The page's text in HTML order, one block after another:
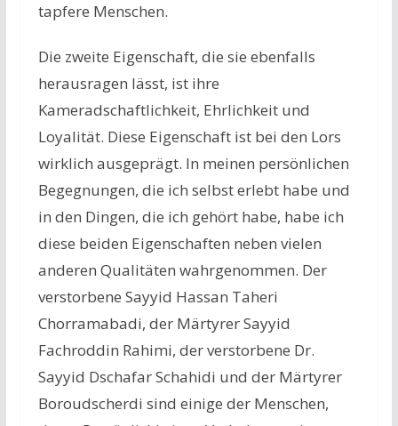
tapfere Menschen.
Die zweite Eigenschaft, die sie ebenfalls
herausragen lässt, ist ihre
Kameradschaftlichkeit, Ehrlichkeit und
Loyalität. Diese Eigenschaft ist bei den Lors
wirklich ausgeprägt. In meinen persönlichen
Begegnungen, die ich selbst erlebt habe und
in den Dingen, die ich gehört habe, habe ich
diese beiden Eigenschaften neben vielen
anderen Qualitäten wahrgenommen. Der
verstorbene Sayyid Hassan Taheri
Chorramabadi, der Märtyrer Sayyid
Fachroddin Rahimi, der verstorbene Dr.
Sayyid Dschafar Schahidi und der Märtyrer
Boroudscherdi sind einige der Menschen,